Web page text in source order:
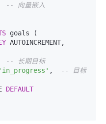
-- 向量嵌入
goals (
AUTOINCREMENT,
-- 长期目标
'in_progress' ,
-- 目标
DEFAULT